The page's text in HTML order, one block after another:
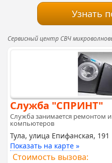
Узнать
Сервисный центр СВЧ
Служба "СПРИНТ"
Служба занимается ремонтом
компьютеров
Тула, улица Епифанская, 191
Показать на карте »
Стоимость вызова: